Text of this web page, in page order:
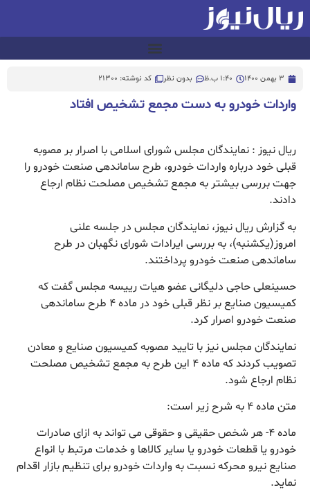
3 بهمن 1400 1:40 ب.ظ بدون نظر کد نوشته: 21300
واردات خودرو به دست مجمع تشخیص افتاد
ریال نیوز : نمایندگان مجلس شورای اسلامی با اصرار بر مصوبه
قبلی خود درباره واردات خودرو، طرح ساماندهی صنعت خودرو را
جهت بررسی بیشتر به مجمع تشخیص مصلحت نظام ارجاع
دادند.
به گزارش ریال نیوز، نمایندگان مجلس در جلسه علنی
امروز(یکشنبه)، به بررسی ایرادات شورای نگهبان در طرح
ساماندهی صنعت خودرو پرداختند.
حسینعلی حاجی دلیگانی عضو هیات رییسه مجلس گفت که
کمیسیون صنایع بر نظر قبلی خود در ماده ۴ طرح ساماندهی
صنعت خودرو اصرار کرد.
نمایندگان مجلس نیز با تایید مصوبه کمیسیون صنایع و معادن
تصویب کردند که ماده ۴ این طرح به مجمع تشخیص مصلحت
نظام ارجاع شود.
متن ماده ۴ به شرح زیر است:
‫ماده ۴- هر شخص حقیقی و حقوقی می تواند به ازای صادرات
خودرو یا قطعات خودرو یا سایر کالاها و خدمات مرتبط با انواع
صنایع نیرو محرکه نسبت به واردات خودرو برای تنظیم بازار اقدام
نماید.‬